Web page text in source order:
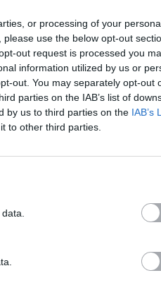
or processing of your
use the below opt-out
out request is processed you
information utilized by us or
out. You may separately opt-out
parties on the IAB’s list of
by us to third parties on the IAB’s
to other third parties.
El
el
09
la
08